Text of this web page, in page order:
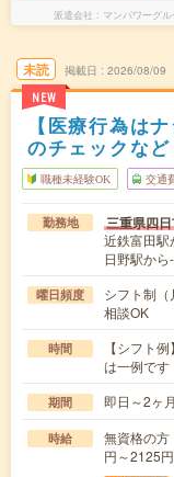
派遣会社 マンパワーグ
未読
NEW
掲載日 2026/08/09
【医療行為は
のチェックなど
職種未経験OK 交通
勤務地 三重県四
近鉄富田駅
日野駅か
曜日頻度
シフト制
相談OK
時間
【シフト
は一例で
期間 即日～2ヶ
時給
無資格の
円～2125